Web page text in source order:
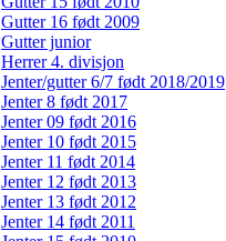
Gutter 16 født 2009
Gutter junior
Herrer 4. divisjon
Jenter/gutter 6/7 født 2018/2019
Jenter 8 født 2017
Jenter 09 født 2016
Jenter 10 født 2015
Jenter 11 født 2014
Jenter 12 født 2013
Jenter 13 født 2012
Jenter 14 født 2011